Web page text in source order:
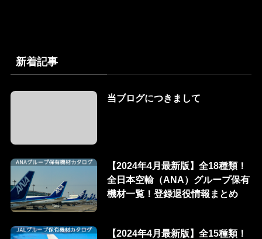
新着記事
当ブログにつきまして
【2024年4月最新版】全18種類！
全日本空輸（ANA）グループ保有
機材一覧！登録退役情報まとめ
【2024年4月最新版】全15種類！